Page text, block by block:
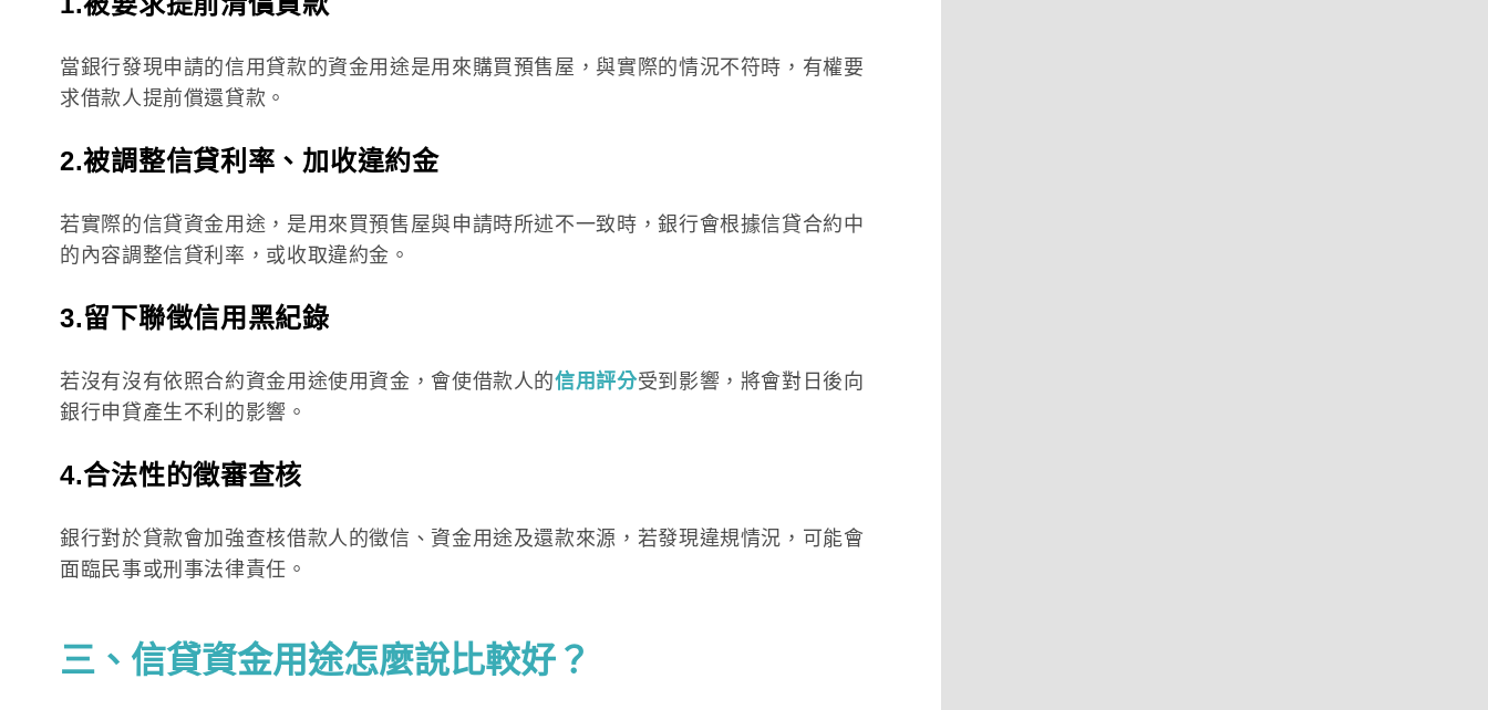
當銀行發現申請的信用貸款的資金用途是用來購買預售屋，與實際的情況不符時，有權要
求借款人提前償還貸款。
2.被調整信貸利率、加收違約金
若實際的信貸資金用途，是用來買預售屋與申請時所述不一致時，銀行會根據信貸合約中
的內容調整信貸利率，或收取違約金。
3.留下聯徵信用黑紀錄
若沒有沒有依照合約資金用途使用資金，會使借款人的信用評分受到影響，將會對日後向
銀行申貸產生不利的影響。
4.合法性的徵審查核
銀行對於貸款會加強查核借款人的徵信、資金用途及還款來源，若發現違規情況，可能會
面臨民事或刑事法律責任。
三、信貸資金用途怎麼說比較好？